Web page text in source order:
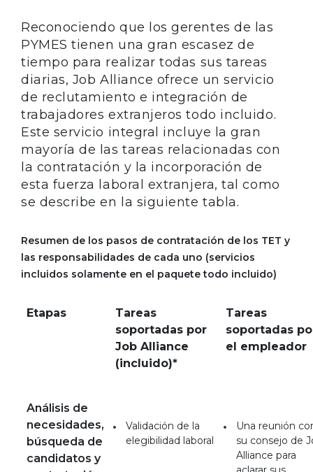
Reconociendo que los gerentes de las
PYMES tienen una gran escasez de
tiempo para realizar todas sus tareas
diarias, Job Alliance ofrece un servicio
de reclutamiento e integración de
trabajadores extranjeros todo incluido.
Este servicio integral incluye la gran
mayoría de las tareas relacionadas con
la contratación y la incorporación de
esta fuerza laboral extranjera, tal como
se describe en la siguiente tabla.
Resumen de los pasos de contratación de los TET y
las responsabilidades de cada uno (servicios
incluidos solamente en el paquete todo incluido)
Etapas
Tareas
soportadas por
Job Alliance
(incluido)*
Tareas
soportadas
el empleador
Análisis de
necesidades,
búsqueda de
candidatos y
Validación de la
elegibilidad laboral
Una reunión
su consejo de
Alliance para